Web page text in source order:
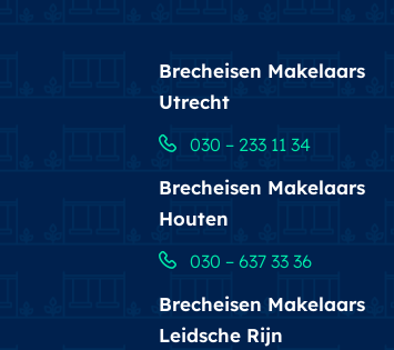
Brecheisen Makelaars
Utrecht
030 – 233 11 34
Brecheisen Makelaars
Houten
030 – 637 33 36
Brecheisen Makelaars
Leidsche Rijn